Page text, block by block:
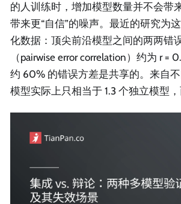
的人训练时，增加模型数量并不会带
带来更“自信”的噪声。最近的研究为
化数据：顶尖前沿模型之间的两两错
（pairwise error correlation）约为 r =
约 60% 的错误方差是共享的。来自
模型实际上只相当于 1.3 个独立模型，